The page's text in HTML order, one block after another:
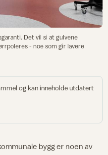
Det vil si at gulvene
- noe som gir lavere
og kan inneholde utdatert
bygg er noen av